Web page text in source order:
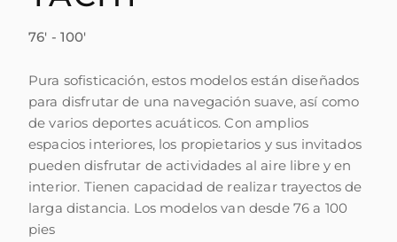
76' - 100'
Pura sofisticación, estos modelos están diseñados
para disfrutar de una navegación suave, así como
de varios deportes acuáticos. Con amplios
espacios interiores, los propietarios y sus invitados
pueden disfrutar de actividades al aire libre y en
interior. Tienen capacidad de realizar trayectos de
larga distancia. Los modelos van desde 76 a 100
pies